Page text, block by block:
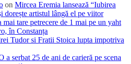
on Mircea Eremia lansează “Iubirea
dorește artistul lângă el pe viitor
mai tare petrecere de 1 mai pe un yaht
în Constanța
Tudor si Fratii Stoica lupta impotriva
a serbat 25 de ani de carieră pe scena